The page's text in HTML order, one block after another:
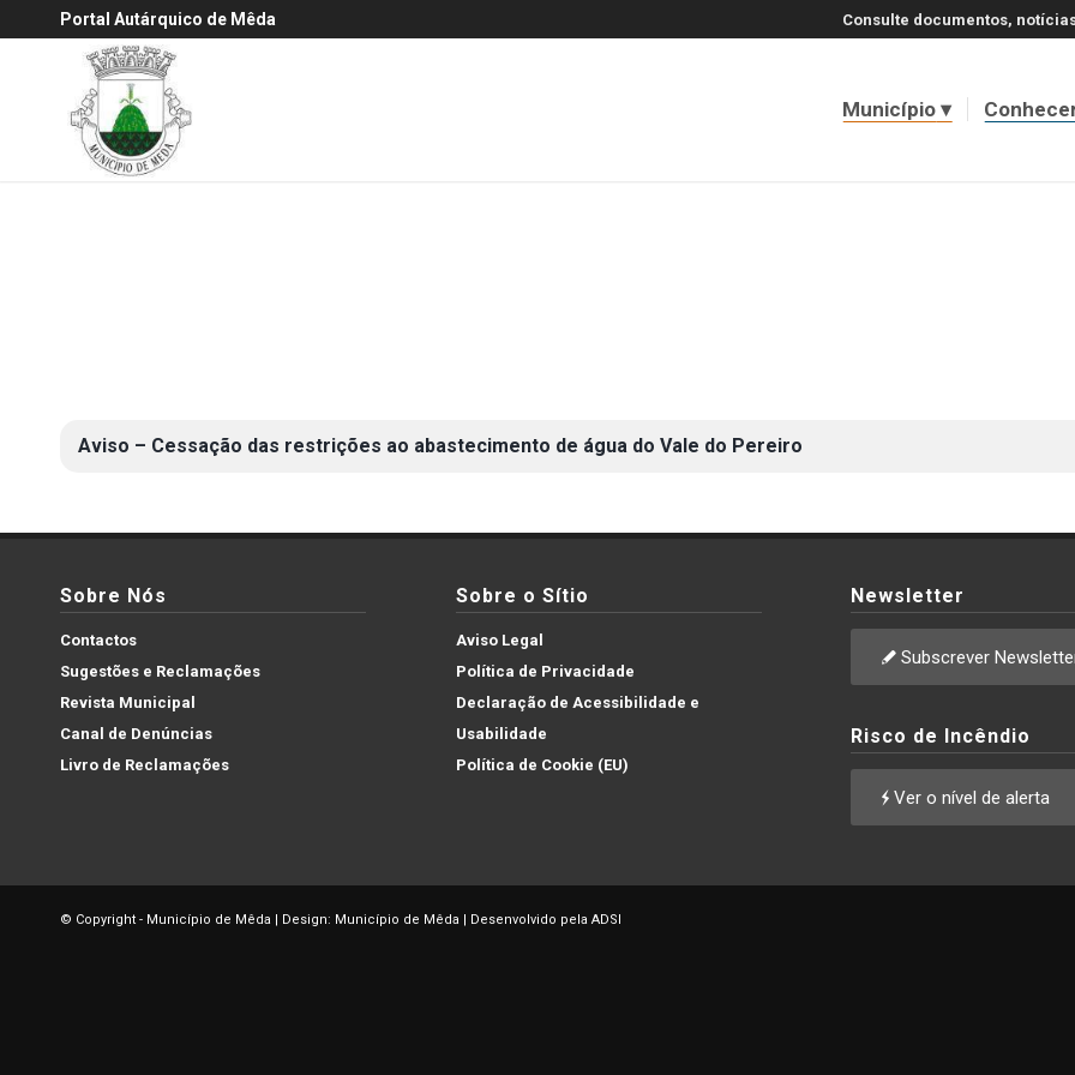
Portal Autárquico de Mêda Consulte documentos,
Município
Aviso – Cessação das restrições ao abastecimento de água do Vale do Pereiro
Sobre Nós
Contactos
Sugestões e Reclamações
Revista Municipal
Canal de Denúncias
Livro de Reclamações
Sobre o Sítio
Aviso Legal
Política de Privacidade
Declaração de Acessibilidade e
Usabilidade
Política de Cookie (EU)
Newsletter
Subscrever
Risco de Incêndio
Ver o nível de alerta
© Copyright - Município de Mêda | Design: Município de Mêda | Desenvolvido pela ADSI